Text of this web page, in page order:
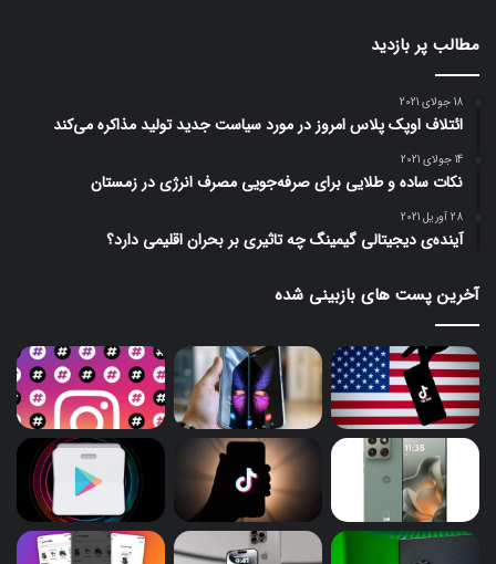
مطالب پر بازدید
18 جولای 2021
ائتلاف اوپک پلاس امروز در مورد سیاست جدید تولید مذاکره می‌کند
14 جولای 2021
نکات ساده و طلایی برای صرفه‌جویی مصرف انرژی در زمستان
28 آوریل 2021
آینده‌ی دیجیتالی گیمینگ چه تاثیری بر بحران اقلیمی دارد؟
آخرین پست های بازبینی شده